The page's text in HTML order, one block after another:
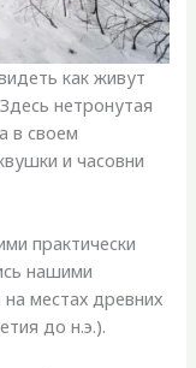
как живут
нетронутая
в своем
и часовни
практически
нашими
местах древних
до н.э.).